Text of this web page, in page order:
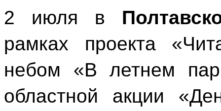
2 июля в
рамках проекта
небом «В летнем
областной акции